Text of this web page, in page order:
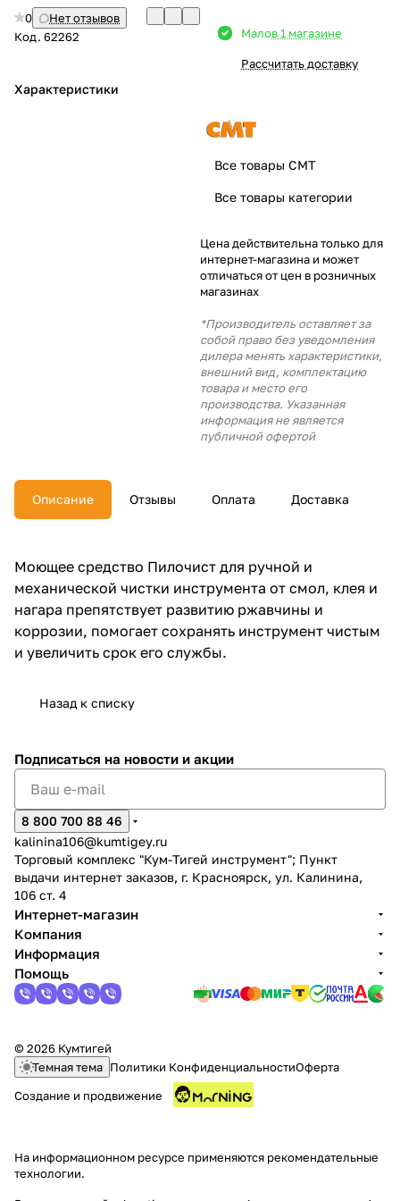
0
Нет отзывов
Код. 62262
Характеристики
Малов 1 магазине
Рассчитать доставку
Все товары CMT
Все товары категории
Цена действительна только для
интернет-магазина и может
отличаться от цен в розничных
магазинах
*Производитель оставляет за
собой право без уведомления
дилера менять характеристики,
внешний вид, комплектацию
товара и место его
производства. Указанная
информация не является
публичной офертой
Описание Отзывы Оплата Доставка
Моющее средство Пилочист для ручной и
механической чистки инструмента от смол, клея и
нагара препятствует развитию ржавчины и
коррозии, помогает сохранять инструмент чистым
и увеличить срок его службы.
Назад к списку
Подписаться на новости и акции
8 800 700 88 46
kalinina106@kumtigey.ru
Торговый комплекс "Кум-Тигей инструмент"; Пункт
выдачи интернет заказов, г. Красноярск, ул. Калинина,
106 ст. 4
Интернет-магазин
Компания
Информация
Помощь
© 2026 Кумтигей
Темная тема Политики КонфиденциальностиОферта
Создание и продвижение
На информационном ресурсе применяются рекомендательные
технологии.
Добавляйте товары
% картой любого банка
% будут
с вашей карты
раз в 2
недели